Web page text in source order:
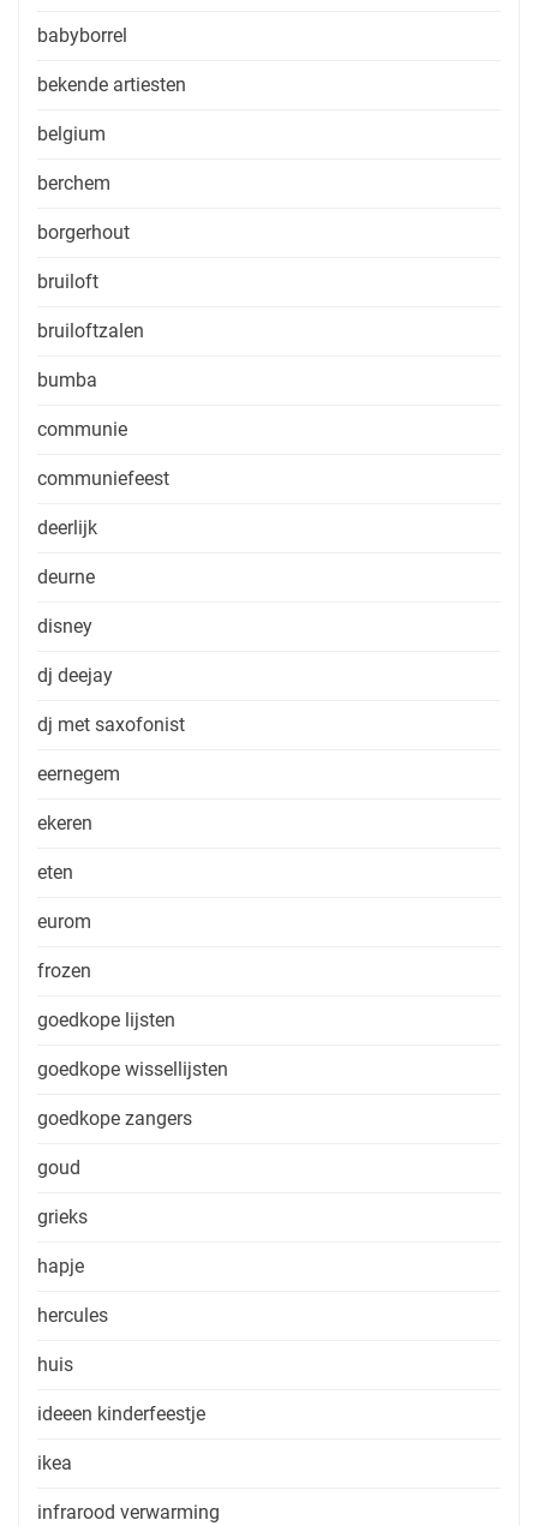
babyborrel
bekende artiesten
belgium
berchem
borgerhout
bruiloft
bruiloftzalen
bumba
communie
communiefeest
deerlijk
deurne
disney
dj deejay
dj met saxofonist
eernegem
ekeren
eten
eurom
frozen
goedkope lijsten
goedkope wissellijsten
goedkope zangers
goud
grieks
hapje
hercules
huis
ideeen kinderfeestje
ikea
infrarood verwarming